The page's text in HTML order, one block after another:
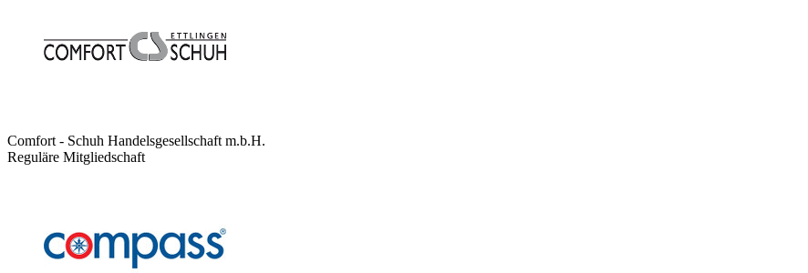
Comfort - Schuh Handelsgesellschaft m.b.H.
Reguläre Mitgliedschaft